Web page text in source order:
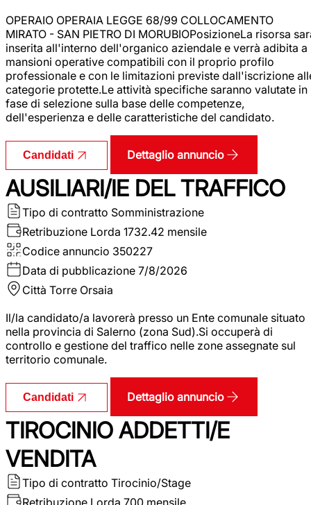
OPERAIO OPERAIA LEGGE 68/99 COLLOCAMENTO
MIRATO - SAN PIETRO DI MORUBIOPosizioneLa risorsa
inserita all'interno dell'organico aziendale e verrà adibita a
mansioni operative compatibili con il proprio profilo
professionale e con le limitazioni previste dall'iscrizione
categorie protette.Le attività specifiche saranno valutate in
fase di selezione sulla base delle competenze,
dell'esperienza e delle caratteristiche del candidato.
Candidati Dettaglio annuncio
AUSILIARI/IE DEL TRAFFICO
Tipo di contratto Somministrazione
Retribuzione Lorda 1732.42 mensile
Codice annuncio 350227
Data di pubblicazione 7/8/2026
Città Torre Orsaia
Il/la candidato/a lavorerà presso un Ente comunale situato
nella provincia di Salerno (zona Sud).Si occuperà di
controllo e gestione del traffico nelle zone assegnate sul
territorio comunale.
Candidati Dettaglio annuncio
TIROCINIO ADDETTI/E
VENDITA
Tipo di contratto Tirocinio/Stage
Retribuzione Lorda 700 mensile